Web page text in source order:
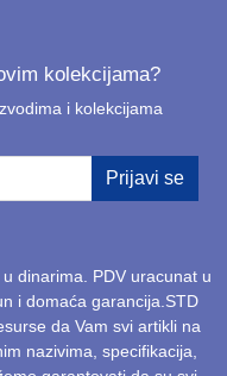
kolekcijama?
i kolekcijama
Prijavi se
dinarima. PDV uracunat u
i domaća garancija.STD
da Vam svi artikli na
nazivima, specifikacija,